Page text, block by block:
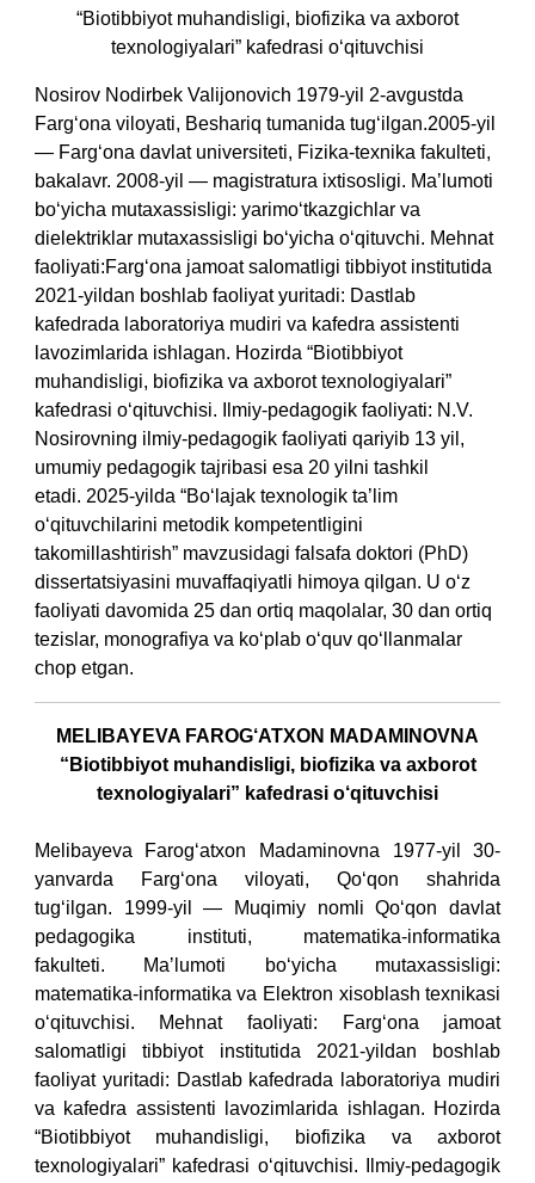
“Biotibbiyot muhandisligi, biofizika va axborot
texnologiyalari” kafedrasi o‘qituvchisi
Nosirov Nodirbek Valijonovich 1979-yil 2-avgustda
Farg‘ona viloyati, Beshariq tumanida tug‘ilgan.2005-yil
— Farg‘ona davlat universiteti, Fizika-texnika fakulteti,
bakalavr. 2008-yil — magistratura ixtisosligi. Maʼlumoti
bo‘yicha mutaxassisligi: yarimo‘tkazgichlar va
dielektriklar mutaxassisligi bo‘yicha o‘qituvchi. Mehnat
faoliyati:Farg‘ona jamoat salomatligi tibbiyot institutida
2021-yildan boshlab faoliyat yuritadi: Dastlab
kafedrada laboratoriya mudiri va kafedra assistenti
lavozimlarida ishlagan. Hozirda “Biotibbiyot
muhandisligi, biofizika va axborot texnologiyalari”
kafedrasi o‘qituvchisi.
Ilmiy-pedagogik faoliyati: N.V.
Nosirovning ilmiy-pedagogik faoliyati qariyib 13 yil,
umumiy pedagogik tajribasi esa 20 yilni tashkil
etadi. 2025-yilda “Bo‘lajak texnologik ta’lim
o‘qituvchilarini metodik kompetentligini
takomillashtirish” mavzusidagi falsafa doktori (PhD)
dissertatsiyasini muvaffaqiyatli himoya qilgan. U o‘z
faoliyati davomida 25 dan ortiq maqolalar, 30 dan ortiq
tezislar, monografiya va ko‘plab o‘quv qo‘llanmalar
chop etgan.
MELIBAYEVA FAROG‘ATXON MADAMINOVNA
“Biotibbiyot muhandisligi, biofizika va axborot
texnologiyalari” kafedrasi o‘qituvchisi
Melibayeva Farog‘atxon Madaminovna 1977-yil 30-
yanvarda Farg‘ona viloyati, Qo‘qon shahrida
tug‘ilgan. 1999-yil — Muqimiy nomli Qo‘qon davlat
pedagogika instituti, matematika-informatika
fakulteti.
Maʼlumoti bo‘yicha mutaxassisligi:
matematika-informatika va Elektron xisoblash texnikasi
o‘qituvchisi. Mehnat faoliyati:
Farg‘ona jamoat
salomatligi tibbiyot institutida 2021-yildan boshlab
faoliyat yuritadi: Dastlab kafedrada laboratoriya mudiri
va kafedra assistenti lavozimlarida ishlagan. Hozirda
“Biotibbiyot muhandisligi, biofizika va axborot
texnologiyalari” kafedrasi o‘qituvchisi.
Ilmiy-pedagogik